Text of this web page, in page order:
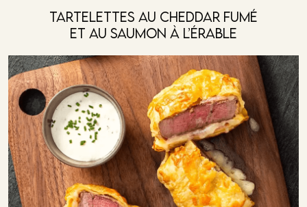
Tartelettes Au Cheddar Fumé
Et Au Saumon À L’érable